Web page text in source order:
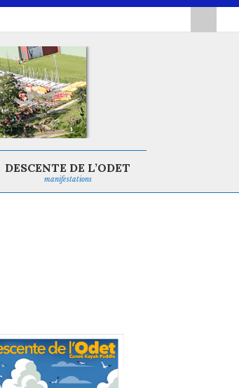
manifestations
DESCENTE DE L’ODET